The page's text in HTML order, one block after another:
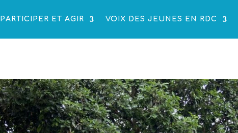
PARTICIPER ET AGIR VOIX DES JEUNES EN RDC